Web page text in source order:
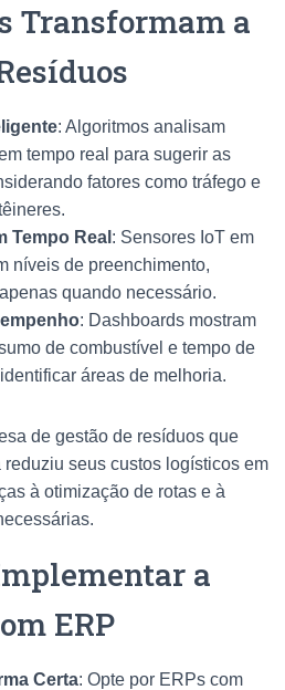
Transformam a
: Algoritmos analisam
tempo real para sugerir as
fatores como tráfego e
Tempo Real : Sensores IoT em
níveis de preenchimento,
quando necessário.
: Dashboards mostram
de combustível e tempo de
áreas de melhoria.
de gestão de resíduos que
seus custos logísticos em
à otimização de rotas e à
a
ERP
Certa: Opte por ERPs com